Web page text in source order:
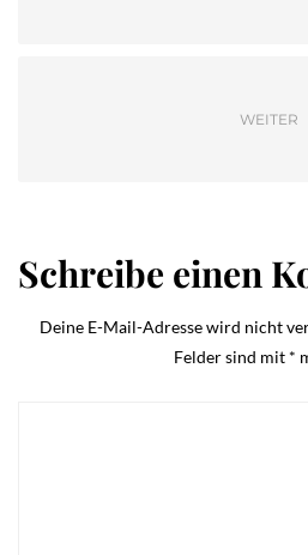
WEITER
Schreibe einen
Deine E-Mail-Adresse wird nicht
Felder sind mit *